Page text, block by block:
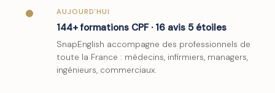
AUJOURD'HUI
144+ formations CPF · 16 avis 5 étoiles
SnapEnglish accompagne des professionnels de
toute la France : médecins, infirmiers, managers,
ingénieurs, commerciaux.